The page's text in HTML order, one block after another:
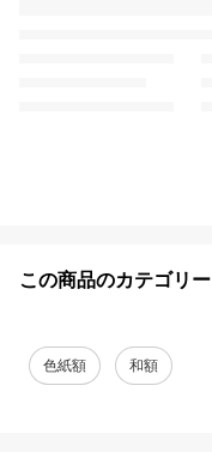
この商品のカテゴリー
色紙額 和額